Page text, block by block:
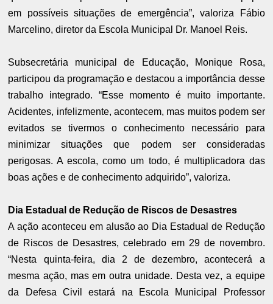
em possíveis situações de emergência”, valoriza Fábio
Marcelino, diretor da Escola Municipal Dr. Manoel Reis.
Subsecretária municipal de Educação, Monique Rosa,
participou da programação e destacou a importância desse
trabalho integrado. “Esse momento é muito importante.
Acidentes, infelizmente, acontecem, mas muitos podem ser
evitados se tivermos o conhecimento necessário para
minimizar situações que podem ser consideradas
perigosas. A escola, como um todo, é multiplicadora das
boas ações e de conhecimento adquirido”, valoriza.
Dia Estadual de Redução de Riscos de Desastres
A ação aconteceu em alusão ao Dia Estadual de Redução
de Riscos de Desastres, celebrado em 29 de novembro.
“Nesta quinta-feira, dia 2 de dezembro, acontecerá a
mesma ação, mas em outra unidade. Desta vez, a equipe
da Defesa Civil estará na Escola Municipal Professor